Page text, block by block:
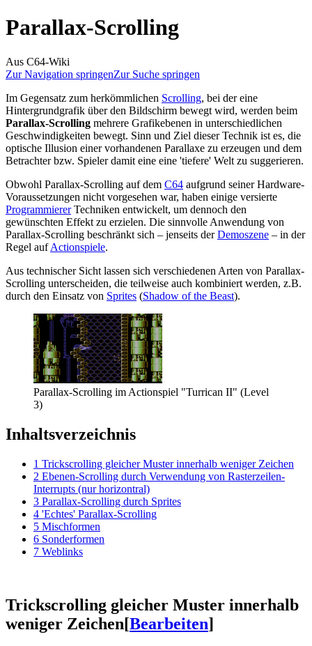
Parallax-Scrolling
Aus C64-Wiki
Zur Navigation springenZur Suche springen
Im Gegensatz zum herkömmlichen Scrolling, bei der eine
Hintergrundgrafik über den Bildschirm bewegt wird, werden beim
Parallax-Scrolling mehrere Grafikebenen in unterschiedlichen
Geschwindigkeiten bewegt. Sinn und Ziel dieser Technik ist es, die
optische Illusion einer vorhandenen Parallaxe zu erzeugen und dem
Betrachter bzw. Spieler damit eine eine 'tiefere' Welt zu suggerieren.
Obwohl Parallax-Scrolling auf dem C64 aufgrund seiner Hardware-
Voraussetzungen nicht vorgesehen war, haben einige versierte
ProgrammiererTechniken entwickelt, um dennoch den
gewünschten Effekt zu erzielen. Die sinnvolle Anwendung von
Parallax-Scrolling beschränkt sich – jenseits derDemoszene – in der
Regel aufActionspiele.
Aus technischer Sicht lassen sich verschiedenen Arten von Parallax-
Scrolling unterscheiden, die teilweise auch kombiniert werden, z.B.
durch den Einsatz von Sprites (Shadow of the Beast).
Parallax-Scrolling im Actionspiel "Turrican II" (Level
3)
Inhaltsverzeichnis
1 Trickscrolling gleicher Muster innerhalb weniger Zeichen
2 Ebenen-Scrolling durch Verwendung von Rasterzeilen-
Interrupts (nur horizontral)
3 Parallax-Scrolling durch Sprites
4 'Echtes' Parallax-Scrolling
5 Mischformen
6 Sonderformen
7 Weblinks
Trickscrolling gleicher Muster innerhalb
weniger Zeichen[Bearbeiten]